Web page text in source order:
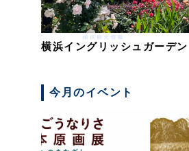
横浜イングリッシュガーデン
今月のイベント